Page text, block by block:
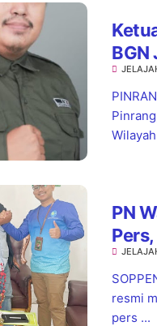
BGN
PN
resmi
pers ...